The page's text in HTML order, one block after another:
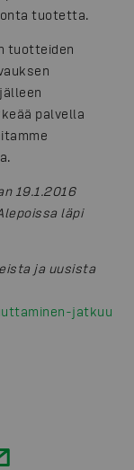
tuotetta.
tuotteiden
palvella
19.1.2016
läpi
ja uusista
jatkuu